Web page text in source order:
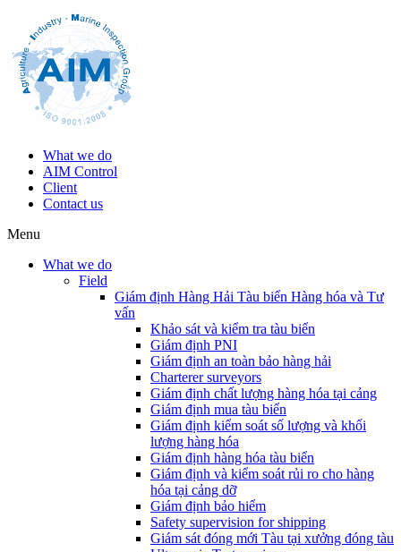
What we do
AIM Control
Client
Contact us
Menu
What we do
Field
Giám định Hàng Hải Tàu biển Hàng hóa và Tư
vấn
Khảo sát và kiểm tra tàu biển
Giám định PNI
Giám định an toàn bảo hàng hải
Charterer surveyors
Giám định chất lượng hàng hóa tại cảng
​Giám định mua tàu biển
Giám định kiểm soát số lượng và khối
lượng hàng hóa
Giám định hàng hóa tàu biển
Giám định và kiểm soát rủi ro cho hàng
hóa tại cảng dỡ
Giám định bảo hiểm
Safety supervision for shipping
Giám sát đóng mới Tàu tại xưởng đóng tàu